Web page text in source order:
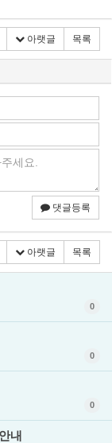
아랫글 목록
댓글등록
아랫글 목록
0
0
0
내